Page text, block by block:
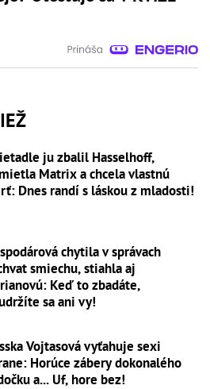
ju zbalil Hasselhoff,
Matrix a chcela vlastnú
Dnes randí s láskou z mladosti!
chytila v správach
smiechu, stiahla aj
Keď to zbadáte,
sa ani vy!
Vojtasová vyťahuje sexi
Horúce zábery dokonalého
a... Uf, hore bez!